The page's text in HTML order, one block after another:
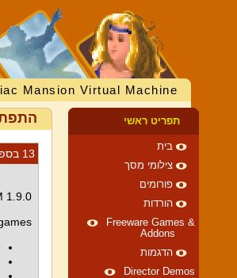
Mansion Virtual Machine
13 בספט׳ 2016
1.9.0.
תפריט ראשי
בית
צילומי מסך
פורומים
הורדות
Freeware Games &
Addons
הדגמות
Director Demos